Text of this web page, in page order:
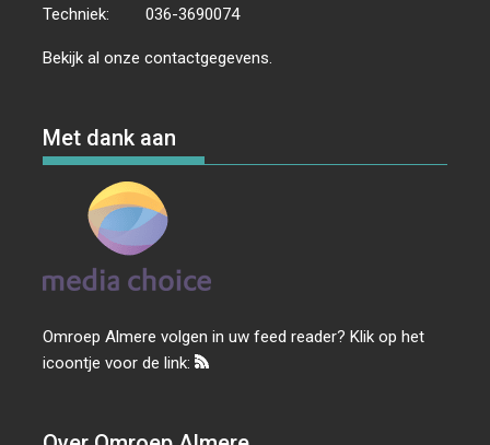
Techniek:
036-3690074
Bekijk al onzecontactgegevens
Met dank aan
Omroep Almere volgen in uw feed reader? Klik op het
icoontje voor de link: